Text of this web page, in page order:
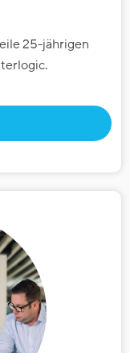
25-jährigen